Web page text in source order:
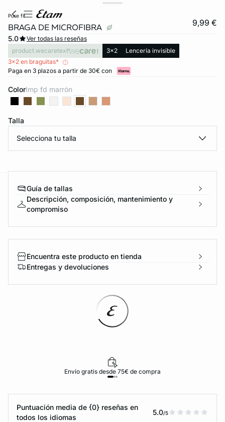
pure fit
BRAGA DE MICROFIBRA 9,99 €
5.0
Ver todas las reseñas
product.wecaretext
3x2
Lencería invisible
3x2 en braguitas*
Paga en 3 plazos a partir de 30€ con
Color imp fd marrón
Talla
Selecciona tu talla
Guía de tallas
Descripción, composición, mantenimiento y
compromiso
Encuentra este producto en tienda
Entregas y devoluciones
Envío gratis desde 75€ de compra
Puntuación media de {0} reseñas en
todos los idiomas
5.0/5